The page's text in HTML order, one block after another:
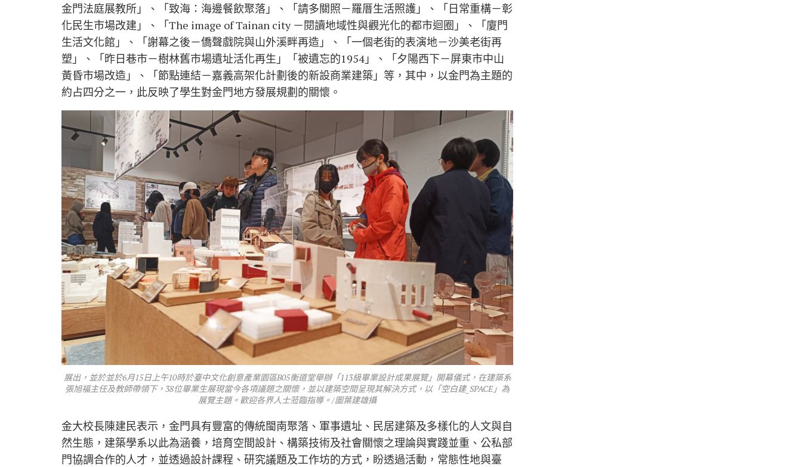
金門法庭展教所」、「致海：海邊餐飲聚落」、「請多關照－羅厝生活照護」、「日常重構－彰
化民生市場改建」、「The image of Tainan city －閱讀地域性與觀光化的都市迴圈」、「廈門
生活文化館」、「謝幕之後－僑聲戲院與山外溪畔再造」、「一個老街的表演地－沙美老街再
塑」、「昨日巷市－樹林舊市場遺址活化再生」「被遺忘的1954」、「夕陽西下－屏東市中山
黃昏市場改造」、「節點連結－嘉義高架化計劃後的新設商業建築」等，其中，以金門為主題的
約占四分之一，此反映了學生對金門地方發展規劃的關懷。
展出，並於並於6月15日上午10時於臺中文化創意產業園區B05衡道堂舉辦「113級畢業設計成果展覽」開幕儀式，在建築系
張旭福主任及教師帶領下，38位畢業生展現當今各項議題之關懷，並以建築空間呈現其解決方式，以「空白建_SPACE」為
展覽主題。歡迎各界人士蒞臨指導。/圖葉建雄攝
金大校長陳建民表示，金門具有豐富的傳統閩南聚落、軍事遺址、民居建築及多樣化的人文與自
然生態，建築學系以此為涵養，培育空間設計、構築技術及社會關懷之理論與實踐並重、公私部
門協調合作的人才，並透過設計課程、研究議題及工作坊的方式，盼透過活動，常態性地與臺